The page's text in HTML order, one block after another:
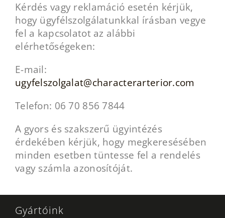
Kérdés vagy reklamáció esetén kérjük,
hogy ügyfélszolgálatunkkal írásban vegye
fel a kapcsolatot az alábbi
elérhetőségeken:
E-mail:
ugyfelszolgalat@characterarterior.com
Telefon: 06 70 856 7844
A gyors és szakszerű ügyintézés
érdekében kérjük, hogy megkeresésében
minden esetben tüntesse fel a rendelés
vagy számla azonosítóját.
Gyártóink